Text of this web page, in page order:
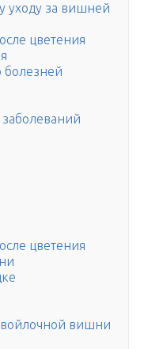
уходу за вишней
цветения
цветения
вишни